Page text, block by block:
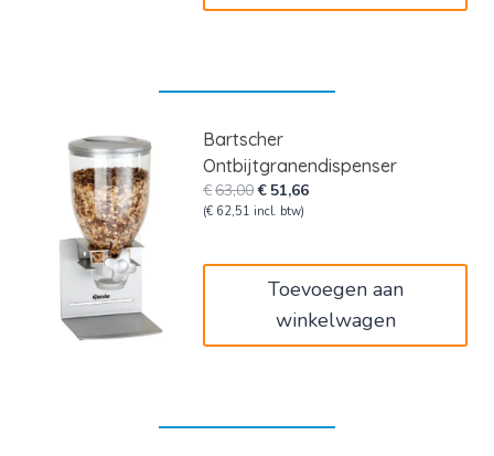
Bartscher
Ontbijtgranendispenser
€63,00Oorspronkelijke
prijs
€ 51,66Huidige
(€ 62,51 incl. btw)
Toevoegen aan
winkelwagen